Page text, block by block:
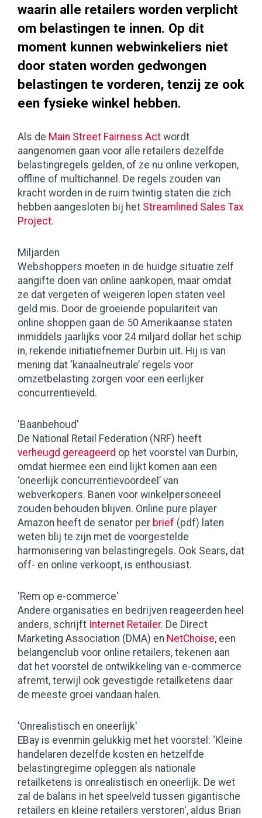
waarin alle retailers worden verplicht
om belastingen te innen. Op dit
moment kunnen webwinkeliers niet
door staten worden gedwongen
belastingen te vorderen, tenzij ze ook
een fysieke winkel hebben.
Als de Main Street Fairness Act wordt
aangenomen gaan voor alle retailers dezelfde
belastingregels gelden, of ze nu online verkopen,
offline of multichannel. De regels zouden van
kracht worden in de ruim twintig staten die zich
hebben aangesloten bij het Streamlined Sales Tax
Project.
Miljarden
Webshoppers moeten in de huidge situatie zelf
aangifte doen van online aankopen, maar omdat
ze dat vergeten of weigeren lopen staten veel
geld mis. Door de groeiende populariteit van
online shoppen gaan de 50 Amerikaanse staten
inmiddels jaarlijks voor 24 miljard dollar het schip
in, rekende initiatiefnemer Durbin uit. Hij is van
mening dat ‘kanaalneutrale’ regels voor
omzetbelasting zorgen voor een eerlijker
concurrentieveld.
'Baanbehoud'
De National Retail Federation (NRF) heeft
verheugd gereageerd op het voorstel van Durbin,
omdat hiermee een eind lijkt komen aan een
‘oneerlijk concurrentievoordeel’ van
webverkopers. Banen voor winkelpersoneeel
zouden behouden blijven. Online pure player
Amazon heeft de senator per brief (pdf) laten
weten blij te zijn met de voorgestelde
harmonisering van belastingregels. Ook Sears, dat
off- en online verkoopt, is enthousiast.
'Rem op e-commerce'
Andere organisaties en bedrijven reageerden heel
anders, schrijft Internet Retailer. De Direct
Marketing Association (DMA) en NetChoise, een
belangenclub voor online retailers, tekenen aan
dat het voorstel de ontwikkeling van e-commerce
afremt, terwijl ook gevestigde retailketens daar
de meeste groei vandaan halen.
'Onrealistisch en oneerlijk'
EBay is evenmin gelukkig met het voorstel: ‘Kleine
handelaren dezelfde kosten en hetzelfde
belastingregime opleggen als nationale
retailketens is onrealistisch en oneerlijk. De wet
zal de balans in het speelveld tussen gigantische
retailers en kleine retailers verstoren', aldus Brian